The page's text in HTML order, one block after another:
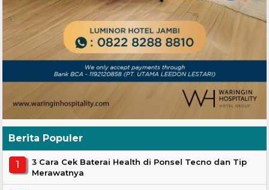
Berita Populer
3 Cara Cek Baterai Health di Ponsel Tecno dan Tip
Merawatnya